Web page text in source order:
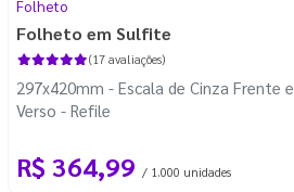
Folheto
Folheto em Sulfite
(17 avaliações)
297x420mm - Escala de Cinza Frente e
Verso - Refile
R$ 364,99 / 1.000 unidades